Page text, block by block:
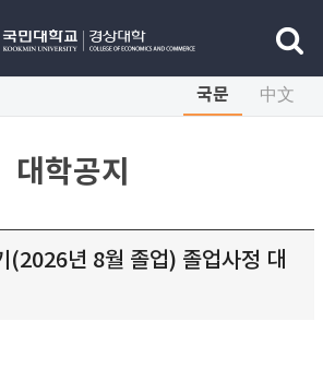
국문 中文
대학공지
(2026년 8월 졸업) 졸업사정 대